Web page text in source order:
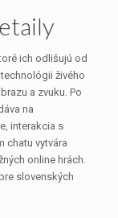
ich odlišujú od
živého
a zvuku. Po
na
interakcia s
chatu vytvára
online hrách.
slovenských